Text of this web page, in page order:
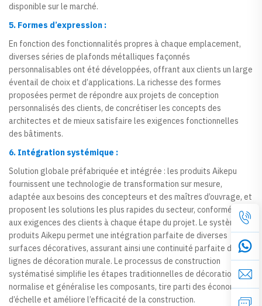
disponible sur le marché.
5. Formes d’expression :
En fonction des fonctionnalités propres à chaque emplacement,
diverses séries de plafonds métalliques façonnés
personnalisables ont été développées, offrant aux clients un large
éventail de choix et d’applications. La richesse des formes
proposées permet de répondre aux projets de conception
personnalisés des clients, de concrétiser les concepts des
architectes et de mieux satisfaire les exigences fonctionnelles
des bâtiments.
6. Intégration systémique :
Solution globale préfabriquée et intégrée : les produits Aikepu
fournissent une technologie de transformation sur mesure,
adaptée aux besoins des concepteurs et des maîtres d’ouvrage, et
proposent les solutions les plus rapides du secteur, conformément
aux exigences des clients à chaque étape du projet. Le système de
produits Aikepu permet une intégration parfaite de diverses
surfaces décoratives, assurant ainsi une continuité parfaite des
lignes de décoration murale. Le processus de construction
systématisé simplifie les étapes traditionnelles de décoration,
normalise et généralise les composants, tire parti des économies
d’échelle et améliore l’efficacité de la construction.